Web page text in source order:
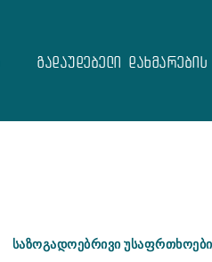
გადაუდებელი
საზოგადოებრივი